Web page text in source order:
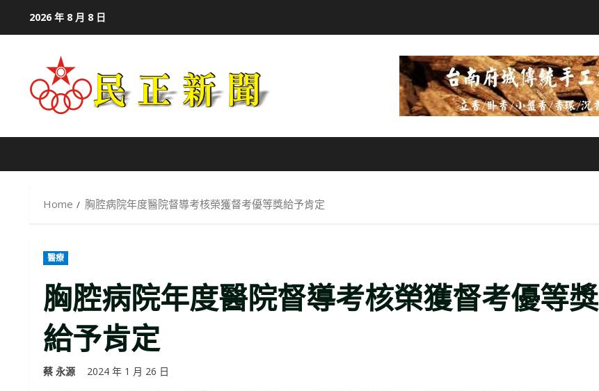
2026 年 8 月 8 日
Home 胸腔病院年度醫院督導考核榮獲督考優等獎給予肯定
醫療
胸腔病院年度醫院督導考核榮獲督考優等獎
給予肯定
蔡 永源 2024 年 1 月 26 日